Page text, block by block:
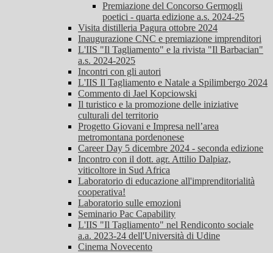
Premiazione del Concorso Germogli
poetici - quarta edizione a.s. 2024-25
Visita distilleria Pagura ottobre 2024
Inaugurazione CNC e premiazione imprenditori
L'IIS "Il Tagliamento" e la rivista "Il Barbacian"
a.s. 2024-2025
Incontri con gli autori
L'IIS Il Tagliamento e Natale a Spilimbergo 2024
Commento di Jael Kopciowski
Il turistico e la promozione delle iniziative
culturali del territorio
Progetto Giovani e Impresa nell’area
metromontana pordenonese
Career Day 5 dicembre 2024 - seconda edizione
Incontro con il dott. agr. Attilio Dalpiaz,
viticoltore in Sud Africa
Laboratorio di educazione all'imprenditorialità
cooperativa!
Laboratorio sulle emozioni
Seminario Pac Capability
L'IIS "Il Tagliamento" nel Rendiconto sociale
a.a. 2023-24 dell'Università di Udine
Cinema Novecento